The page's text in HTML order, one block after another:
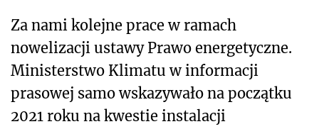
Za nami kolejne prace w ramach
nowelizacji ustawy Prawo energetyczne.
Ministerstwo Klimatu w informacji
prasowej samo wskazywało na początku
2021 roku na kwestie instalacji